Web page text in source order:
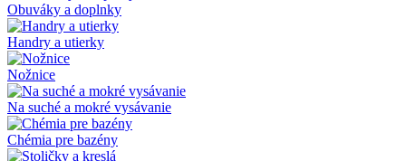
Obuváky a doplnky
Handry a utierky
Nožnice
Na suché a mokré vysávanie
Chémia pre bazény